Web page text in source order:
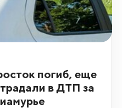
погиб, еще
в ДТП за